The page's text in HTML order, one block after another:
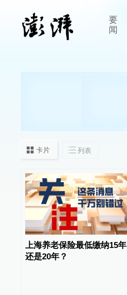
要
闻
卡片 列表
上海养老保险最低缴纳15年
还是20年？